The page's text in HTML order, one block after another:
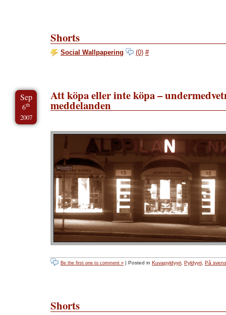
Shorts
Social Wallpapering (0) #
Sep
6th
2007
Att köpa eller inte köpa –
meddelanden
Be the first one to comment » | Posted in Kuvapyldyyri, Pyldyyri, På
Shorts